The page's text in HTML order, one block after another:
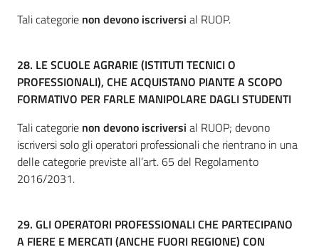
Tali categorie non devono iscriversi al RUOP.
28. LE SCUOLE AGRARIE (ISTITUTI TECNICI O
PROFESSIONALI), CHE ACQUISTANO PIANTE A SCOPO
FORMATIVO PER FARLE MANIPOLARE DAGLI STUDENTI
Tali categorie non devono iscriversi al RUOP; devono
iscriversi solo gli operatori professionali che rientrano in una
delle categorie previste all’art. 65 del Regolamento
2016/2031.
29. GLI OPERATORI PROFESSIONALI CHE PARTECIPANO
A FIERE E MERCATI (ANCHE FUORI REGIONE) CON